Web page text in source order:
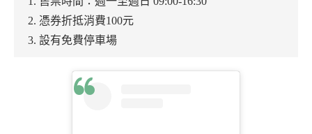
2. 憑券折抵消費100元
3. 設有免費停車場